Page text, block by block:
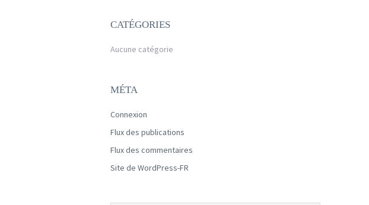
CATÉGORIES
Aucune catégorie
MÉTA
Connexion
Flux des publications
Flux des commentaires
Site de WordPress-FR